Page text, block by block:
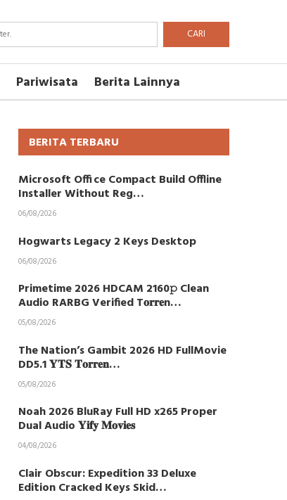
CARI
Pariwisata Berita Lainnya
BERITA TERBARU
Microsoft Office Compact Build Offline
Installer Without Reg…
06/08/2026
Hogwarts Legacy 2 Keys Desktop
06/08/2026
Primetime 2026 HDCAM 2160𝚙 Clean
Audio RARBG Verified T𝐨𝐫𝐫𝐞n…
05/08/2026
The Nation’s Gambit 2026 HD FullMovie
DD5.1 𝐘𝐓𝐒 𝐓𝐨𝐫𝐫𝐞𝐧…
05/08/2026
Noah 2026 BluRay Full HD x265 Proper
Dual Audio 𝐘𝐢𝐟𝐲 𝐌𝐨𝐯𝐢𝐞𝐬
04/08/2026
Clair Obscur: Expedition 33 Deluxe
Edition Cracked Keys Skid…